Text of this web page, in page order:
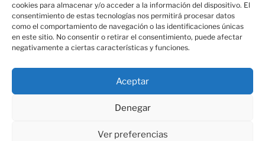
cookies para almacenar y/o acceder a la información del dispositivo. El
consentimiento de estas tecnologías nos permitirá procesar datos
como el comportamiento de navegación o las identificaciones únicas
en este sitio. No consentir o retirar el consentimiento, puede afectar
negativamente a ciertas características y funciones.
Aceptar
Denegar
Ver preferencias
CONTACTO
fundacion@magtel.es
Parque Empresarial Las Quemadas
C/Gabriel Ramos Bejarano, 114
14014 Córdoba